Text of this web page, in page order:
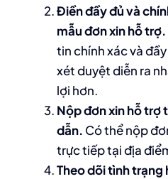
Điền đầy đủ và
mẫu đơn xin hỗ trợ.
tin chính xác và
xét duyệt diễn ra
lợi hơn.
Nộp đơn xin hỗ trợ
dẫn. Có thể nộp
trực tiếp tại địa
Theo dõi tình trạng